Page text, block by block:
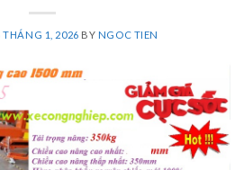
THÁNG 1, 2026 BY NGOC TIEN